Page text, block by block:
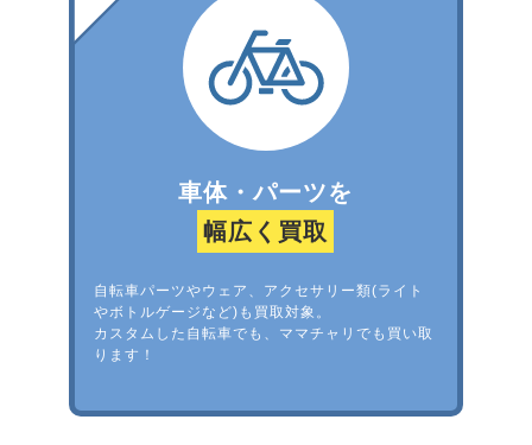
車体・パーツを
幅広く買取
自転車パーツやウェア、アクセサリー類(ライト
やボトルゲージなど)も買取対象。
カスタムした自転車でも、ママチャリでも買い取
ります！